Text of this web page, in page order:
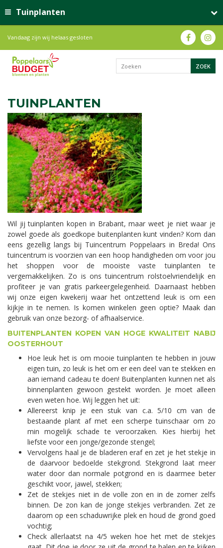
Tuinplanten
Vandaag zijn wij helaas gesloten
TUINPLANTEN
Wil jij tuinplanten kopen in Brabant, maar weet je niet waar je
zowel goede als goedkope buitenplanten kunt vinden? Kom dan
eens gezellig langs bij Tuincentrum Poppelaars in Breda! Ons
tuincentrum is voorzien van een hoop handigheden om voor jou
het shoppen voor de mooiste vaste tuinplanten te
vergemakkelijken. Zo is ons tuincentrum rolstoelvriendelijk en
profiteer je van gratis parkeergelegenheid. Daarnaast hebben
wij onze eigen kwekerij waar het ontzettend leuk is om een
kijkje in te nemen. Is komen winkelen geen optie? Maak dan
gebruik van onze bezorg- of afhaalservice.
BUITENPLANTEN KOPEN VAN HOGE KWALITEIT NABIJ
OOSTERHOUT
Hoe leuk het is om mooie tuinplanten te hebben in jouw
eigen tuin, zo leuk is het om er een deel van te stekken en
aan iemand cadeau te doen! Buitenplanten kunnen net als
binnenplanten gewoon gestekt worden. Je moet alleen
even weten hoe. Wij leggen het uit:
Allereerst knip je een stuk van c.a. 5/10 cm van de
bestaande plant af met een scherpe tuinschaar om zo
min mogelijk schade te veroorzaken. Kies hierbij het
liefste voor een jonge/gezonde stengel;
Vervolgens haal je de bladeren eraf en zet je het stekje in
de daarvoor bedoelde stekgrond. Stekgrond laat meer
water door dan normale potgrond en is daarmee beter
geschikt voor, jawel, stekken;
Zet de stekjes niet in de volle zon en in de zomer zelfs
binnen. De zon kan de jonge stekjes verbranden. Zet ze
daarom op een schaduwrijke plek en houd de grond goed
vochtig;
Check allerlaatst na 4/5 weken hoe het met de stekjes